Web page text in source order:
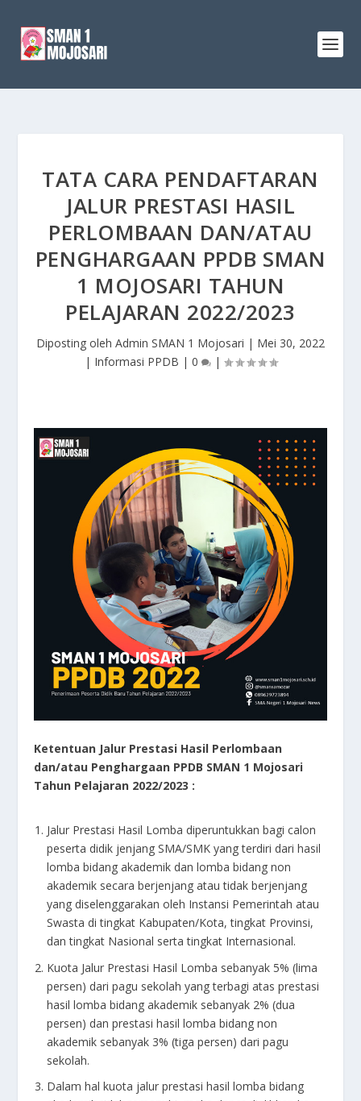
TATA CARA PENDAFTARAN
JALUR PRESTASI HASIL
PERLOMBAAN DAN/ATAU
PENGHARGAAN PPDB SMAN
1 MOJOSARI TAHUN
PELAJARAN 2022/2023
Diposting oleh Admin SMAN 1 Mojosari | Mei 30, 2022
| Informasi PPDB | 0 |
Ketentuan Jalur Prestasi Hasil Perlombaan
dan/atau Penghargaan PPDB SMAN 1 Mojosari
Tahun Pelajaran 2022/2023 :
Jalur Prestasi Hasil Lomba diperuntukkan bagi calon
peserta didik jenjang SMA/SMK yang terdiri dari hasil
lomba bidang akademik dan lomba bidang non
akademik secara berjenjang atau tidak berjenjang
yang diselenggarakan oleh Instansi Pemerintah atau
Swasta di tingkat Kabupaten/Kota, tingkat Provinsi,
dan tingkat Nasional serta tingkat Internasional.
Kuota Jalur Prestasi Hasil Lomba sebanyak 5% (lima
persen) dari pagu sekolah yang terbagi atas prestasi
hasil lomba bidang akademik sebanyak 2% (dua
persen) dan prestasi hasil lomba bidang non
akademik sebanyak 3% (tiga persen) dari pagu
sekolah.
Dalam hal kuota jalur prestasi hasil lomba bidang